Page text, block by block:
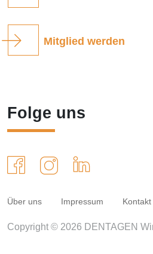
Mitglied werden
Folge uns
Über uns Impressum Kontakt
Copyright © 2026 DENTAGEN